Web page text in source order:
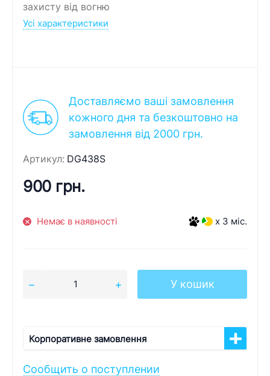
захисту від вогню
Усі характеристики
Доставляємо ваші замовлення
кожного дня та безкоштовно на
замовлення від 2000 грн.
Артикул: DG438S
900 грн.
Немає в наявності x 3 міс.
У кошик
Корпоративне замовлення
Сообщить о поступлении